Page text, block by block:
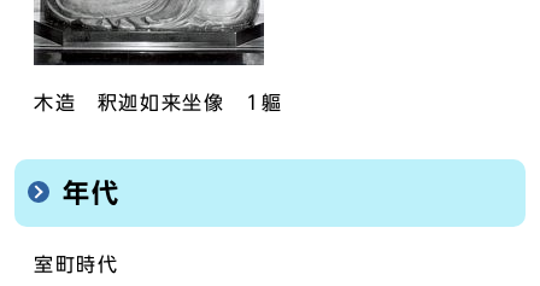
木造 釈迦如来坐像 1軀
年代
室町時代